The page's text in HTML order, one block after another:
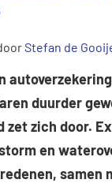
Stefan de
duurder
zet zichdoor.
en
samen